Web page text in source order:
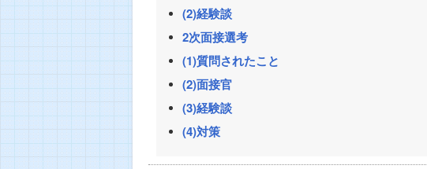
(2)経験談
2次面接選考
(1)質問されたこと
(2)面接官
(3)経験談
(4)対策